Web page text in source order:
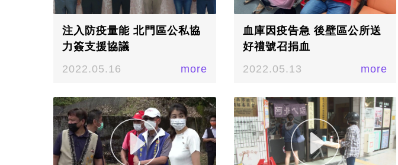
注入防疫量能 北門區公私協
力簽支援協議
2022.05.16
more
血庫因疫告急 後壁區公所送
好禮號召捐血
2022.05.13
more